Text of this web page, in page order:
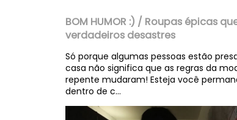
BOM HUMOR :) / Roupas épicas
verdadeiros desastres
Só porque algumas pessoas estão
casa não significa que as regras da
repente mudaram! Esteja você
dentro de c...